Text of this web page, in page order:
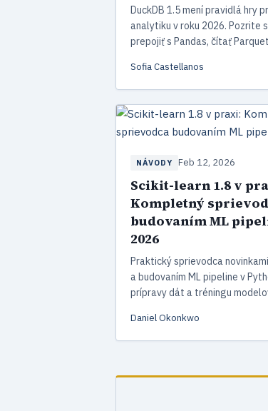
DuckDB 1.5 mení pravidlá hry
analytiku v roku 2026. Pozrite
prepojiť s Pandas, čítať
rýchlejšiu ako čistý Pandas —
Sparku.
Sofia Castellanos
NÁVODY Feb 12, 2026
Scikit-learn 1.8 v
Kompletný
budovaním ML
2026
Praktický sprievodca
a budovaním ML pipeline v
prípravy dát a tréningu
produkcie.
Daniel Okonkwo